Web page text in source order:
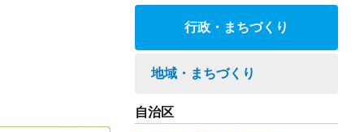
行政・まちづくり
地域・まちづくり
自治区